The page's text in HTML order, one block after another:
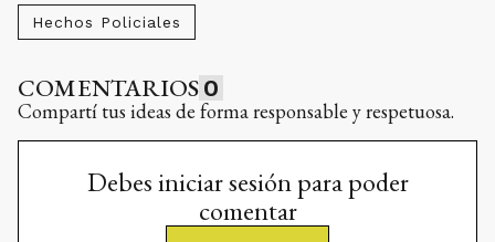
Hechos Policiales
COMENTARIOS 0
Compartí tus ideas de forma responsable y respetuosa.
Debes iniciar sesión para poder
comentar